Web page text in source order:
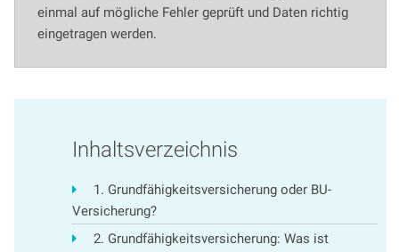
einmal auf mögliche Fehler geprüft und Daten richtig
eingetragen werden.
Inhaltsverzeichnis
1. Grundfähigkeitsversicherung oder BU-
Versicherung?
2. Grundfähigkeitsversicherung: Was ist